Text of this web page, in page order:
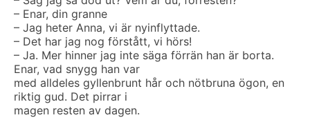
– Enar, din granne
– Jag heter Anna, vi är nyinflyttade.
– Det har jag nog förstått, vi hörs!
– Ja. Mer hinner jag inte säga förrän han är borta.
Enar, vad snygg han var
med alldeles gyllenbrunt hår och nötbruna ögon, en
riktig gud. Det pirrar i
magen resten av dagen.